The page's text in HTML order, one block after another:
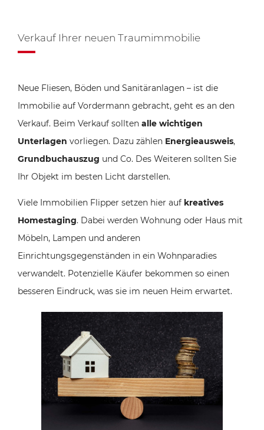
Verkauf Ihrer neuen Traumimmobilie
Neue Fliesen, Böden und Sanitäranlagen – ist die
Immobilie auf Vordermann gebracht, geht es an den
Verkauf. Beim Verkauf sollten alle wichtigen
Unterlagen vorliegen. Dazu zählen Energieausweis,
Grundbuchauszug und Co. Des Weiteren sollten Sie
Ihr Objekt im besten Licht darstellen.
Viele Immobilien Flipper setzen hier auf kreatives
Homestaging. Dabei werden Wohnung oder Haus mit
Möbeln, Lampen und anderen
Einrichtungsgegenständen in ein Wohnparadies
verwandelt. Potenzielle Käufer bekommen so einen
besseren Eindruck, was sie im neuen Heim erwartet.